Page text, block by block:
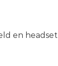
en headset